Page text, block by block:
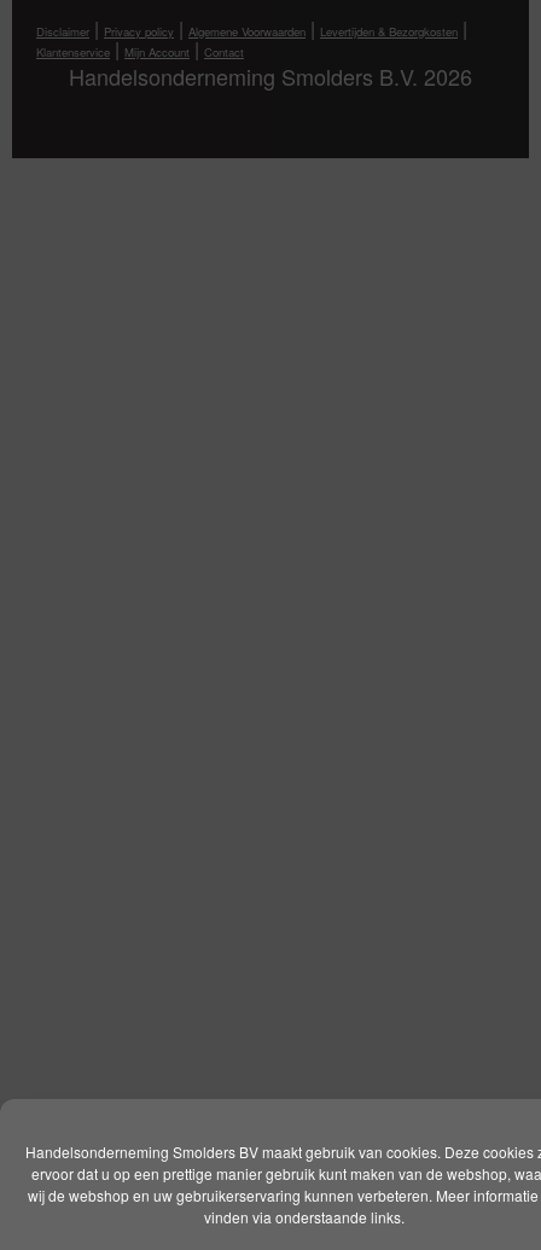
Handelsonderneming Smolders BV maakt gebruik van cookies. Deze cookies
ervoor dat u op een prettige manier gebruik kunt maken van de webshop,
wij de webshop en uw gebruikerservaring kunnen verbeteren. Meer
vinden via onderstaande links.
Disclaimer | Privacy policy | Algemene Voorwaarden | Levertijden & Bezorgkosten |
Klantenservice | Mijn Account | Contact
Handelsonderneming Smolders B.V. 2026